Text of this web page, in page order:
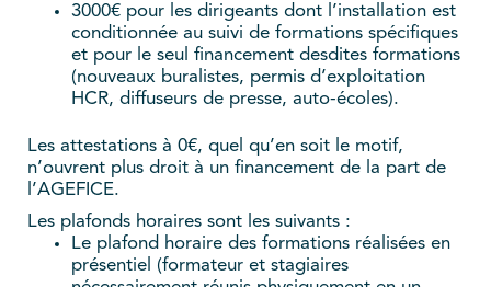
3000€ pour les dirigeants dont l’installation est
conditionnée au suivi de formations spécifiques
et pour le seul financement desdites formations
(nouveaux buralistes, permis d’exploitation
HCR, diffuseurs de presse, auto-écoles).
Les attestations à 0€, quel qu’en soit le motif,
n’ouvrent plus droit à un financement de la part de
l’AGEFICE.
Les plafonds horaires sont les suivants :
Le plafond horaire des formations réalisées en
présentiel (formateur et stagiaires